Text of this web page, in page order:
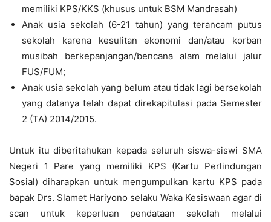
memiliki KPS/KKS (khusus untuk BSM Mandrasah)
Anak usia sekolah (6-21 tahun) yang terancam putus
sekolah karena kesulitan ekonomi dan/atau korban
musibah berkepanjangan/bencana alam melalui jalur
FUS/FUM;
Anak usia sekolah yang belum atau tidak lagi bersekolah
yang datanya telah dapat direkapitulasi pada Semester
2 (TA) 2014/2015.
Untuk itu diberitahukan kepada seluruh siswa-siswi SMA
Negeri 1 Pare yang memiliki KPS (Kartu Perlindungan
Sosial) diharapkan untuk mengumpulkan kartu KPS pada
bapak Drs. Slamet Hariyono selaku Waka Kesiswaan agar di
scan untuk keperluan pendataan sekolah melalui